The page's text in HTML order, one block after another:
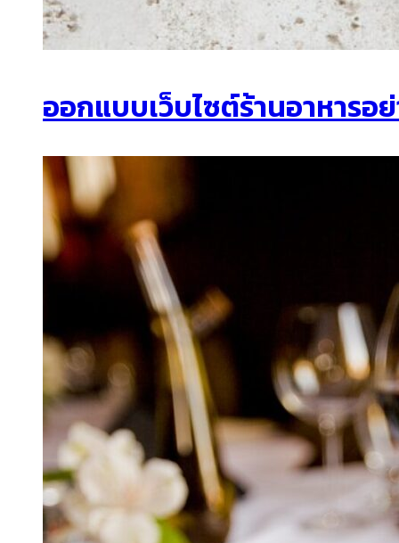
ออกแบบเว็บไซต์ร้านอาหารอ